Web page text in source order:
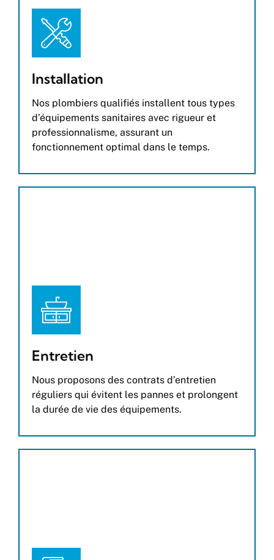
Installation
Nos plombiers qualifiés installent tous types
d’équipements sanitaires avec rigueur et
professionnalisme, assurant un
fonctionnement optimal dans le temps.
Entretien
Nous proposons des contrats d’entretien
réguliers qui évitent les pannes et prolongent
la durée de vie des équipements.